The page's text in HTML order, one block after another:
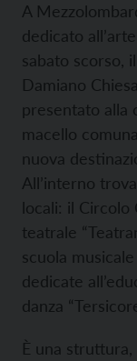
A
dedicato
sabato scorso,
Damiano
presentato alla
macello
nuova
All’interno
locali: il Circolo
teatrale
scuola
dedicate
danza
È una